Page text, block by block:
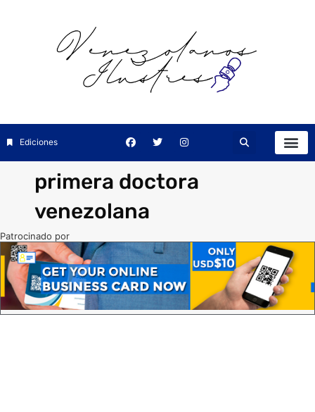
Ediciones
primera doctora
venezolana
Patrocinado por